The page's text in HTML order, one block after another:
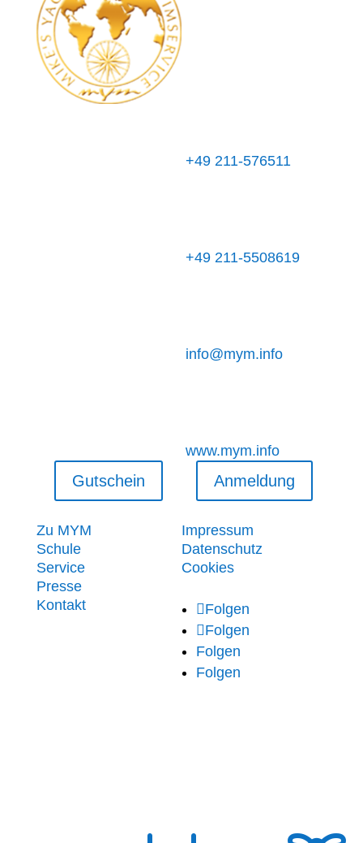
Neersener Str. 35
40547 Düsseldorf
+49 211-576511
+49 211-5508619
info@mym.info
www.mym.info
Gutschein
Zu MYM
Schule
Service
Presse
Kontakt
Anmeldung
Impressum
Datenschutz
Cookies
Folgen
Folgen
Folgen
Folgen